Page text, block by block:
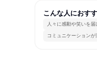
こんな人におす
人々に感動や笑いを届
コミュニケーションが